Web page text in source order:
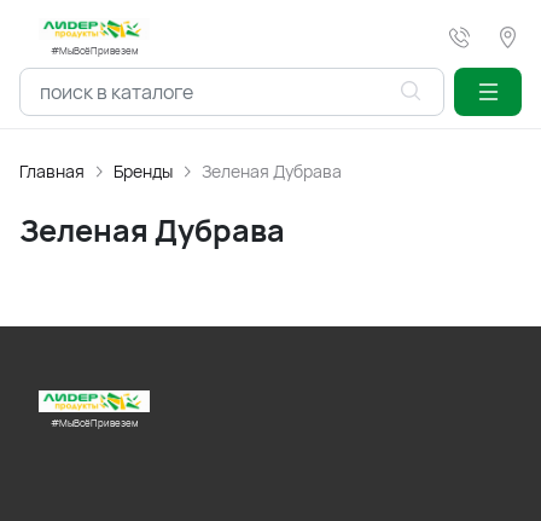
#МыВсёПривезем
Главная Бренды Зеленая Дубрава
Зеленая Дубрава
#МыВсёПривезем